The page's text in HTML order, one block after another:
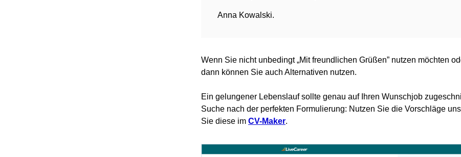
Anna Kowalski.
Wenn Sie nicht unbedingt „Mit freundlichen Grüßen” nutzen möchten
dann können Sie auch Alternativen nutzen.
Ein gelungener Lebenslauf sollte genau auf Ihren Wunschjob
Suche nach der perfekten Formulierung: Nutzen Sie die Vorschläge
Sie diese im CV-Maker.